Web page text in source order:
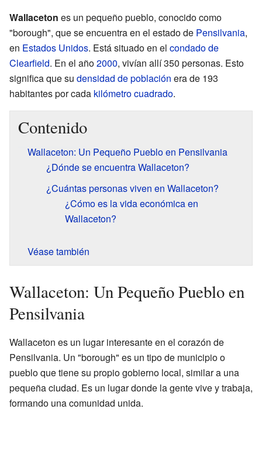
Wallaceton es un pequeño pueblo, conocido como
"borough", que se encuentra en el estado de Pensilvania,
en Estados Unidos. Está situado en el condado de
Clearfield. En el año2000, vivían allí 350 personas. Esto
significa que su densidad de población era de 193
habitantes por cada kilómetro cuadrado.
Contenido
Wallaceton: Un Pequeño Pueblo en Pensilvania
¿Dónde se encuentra Wallaceton?
¿Cuántas personas viven en Wallaceton?
¿Cómo es la vida económica en
Wallaceton?
Véase también
Wallaceton: Un Pequeño Pueblo en
Pensilvania
Wallaceton es un lugar interesante en el corazón de
Pensilvania. Un "borough" es un tipo de municipio o
pueblo que tiene su propio gobierno local, similar a una
pequeña ciudad. Es un lugar donde la gente vive y trabaja,
formando una comunidad unida.